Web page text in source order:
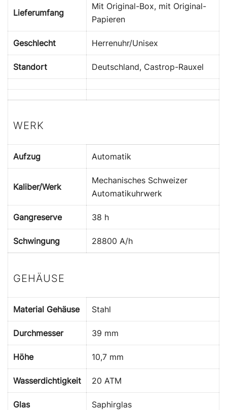
Lieferumfang
Mit Original-Box, mit Original-
Papieren
Geschlecht Herrenuhr/Unisex
Standort Deutschland, Castrop-Rauxel
WERK
Aufzug Automatik
Kaliber/Werk
Mechanisches Schweizer
Automatikuhrwerk
Gangreserve 38 h
Schwingung 28800 A/h
GEHÄUSE
Material Gehäuse Stahl
Durchmesser 39 mm
Höhe 10,7 mm
Wasserdichtigkeit 20 ATM
Glas Saphirglas